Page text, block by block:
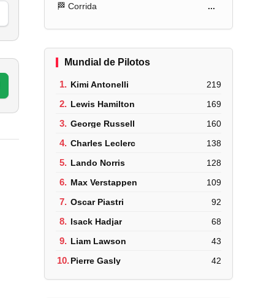
🏁 Corrida ...
Mundial de Pilotos
1. Kimi Antonelli 219
2. Lewis Hamilton 169
3. George Russell 160
4. Charles Leclerc 138
5. Lando Norris 128
6. Max Verstappen 109
7. Oscar Piastri 92
8. Isack Hadjar 68
9. Liam Lawson 43
10.Pierre Gasly 42